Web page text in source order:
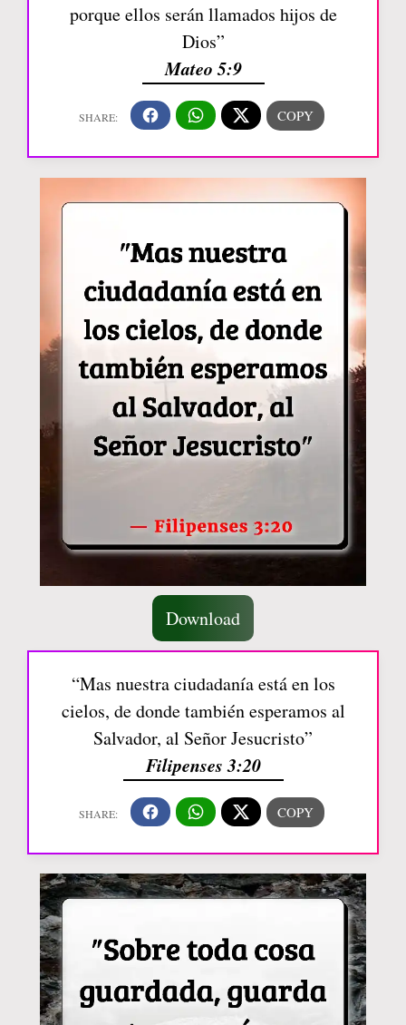
porque ellos serán llamados hijos de
Dios”
Mateo 5:9
Download
“Mas nuestra ciudadanía está en los
cielos, de donde también esperamos al
Salvador, al Señor Jesucristo”
Filipenses 3:20